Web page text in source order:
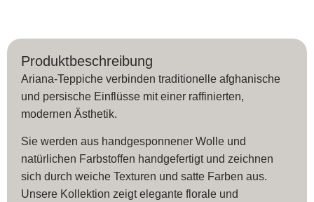
Produktbeschreibung
Ariana-Teppiche verbinden traditionelle afghanische
und persische Einflüsse mit einer raffinierten,
modernen Ästhetik.
Sie werden aus handgesponnener Wolle und
natürlichen Farbstoffen handgefertigt und zeichnen
sich durch weiche Texturen und satte Farben aus.
Unsere Kollektion zeigt elegante florale und